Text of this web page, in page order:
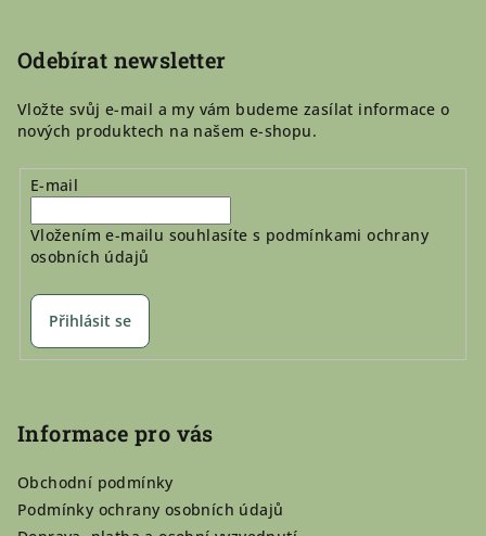
Odebírat newsletter
Vložte svůj e-mail a my vám budeme zasílat informace o
nových produktech na našem e-shopu.
E-mail
Vložením e-mailu souhlasíte s podmínkami ochrany
osobních údajů
Přihlásit se
Informace pro vás
Obchodní podmínky
Podmínky ochrany osobních údajů